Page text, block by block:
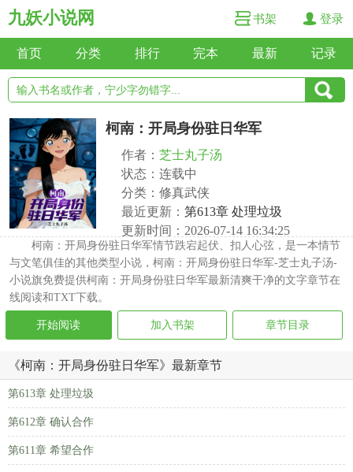
九妖小说网 书架 登录
首页 分类 排行 完本 最新 记录
柯南：开局身份驻日华军
作者： 芝士丸子汤
状态：连载中
分类：修真武侠
最近更新： 第613章 处理垃圾
更新时间：2026-07-14 16:34:25
柯南：开局身份驻日华军情节跌宕起伏、扣人心弦，是一本情节
与文笔俱佳的其他类型小说，柯南：开局身份驻日华军-芝士丸子汤-
小说旗免费提供柯南：开局身份驻日华军最新清爽干净的文字章节在
线阅读和TXT下载。
开始阅读 加入书架 章节目录
《柯南：开局身份驻日华军》最新章节
第613章 处理垃圾
第612章 确认合作
第611章 希望合作